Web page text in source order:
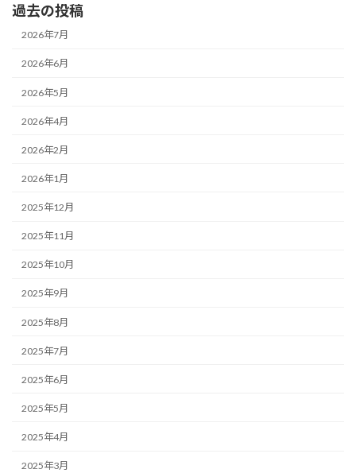
過去の投稿
2026年7月
2026年6月
2026年5月
2026年4月
2026年2月
2026年1月
2025年12月
2025年11月
2025年10月
2025年9月
2025年8月
2025年7月
2025年6月
2025年5月
2025年4月
2025年3月